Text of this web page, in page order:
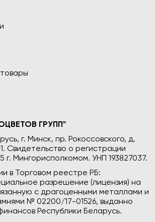
ГРУПП"
г. Минск, пр. Рокоссовского, д.
Свидетельство о регистрации
г. Мингорисполкомом. УНП 193827037.
в Торговом реестре РБ:
разрешение (лицензия) на
с драгоценными металлами и
№ 02200/17-01526, выданно
Республики Беларусь.